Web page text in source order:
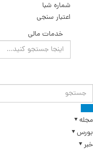
شماره شبا
اعتبار سنجی
خدمات مالی
مجله
بورس
خبر